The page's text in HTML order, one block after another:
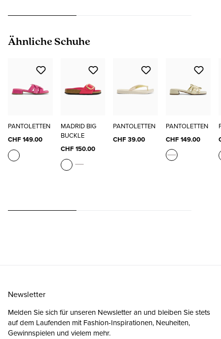
Produktgalerie überspringen
Ähnliche Schuhe
PANTOLETTEN
CHF 149.00
MADRID BIG
BUCKLE
CHF 150.00
PANTOLETTEN
CHF 39.00
PANTOLETTEN
CHF 149.00
Newsletter
Melden Sie sich für unseren Newsletter an und bleiben Sie stets
auf dem Laufenden mit Fashion-Inspirationen, Neuheiten,
Gewinnspielen und vielem mehr.